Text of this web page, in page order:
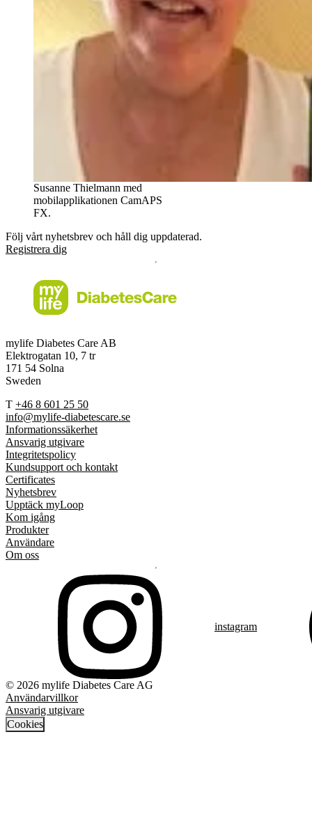
Susanne Thielmann med
mobilapplikationen CamAPS
FX.
Följ vårt nyhetsbrev och håll dig uppdaterad.
Registrera dig
mylife Diabetes Care AB
Elektrogatan 10, 7 tr
171 54 Solna
Sweden
T +46 8 601 25 50
info@mylife-diabetescare.se
Informationssäkerhet
Ansvarig utgivare
Integritetspolicy
Kundsupport och kontakt
Certificates
Nyhetsbrev
Upptäck myLoop
Kom igång
Produkter
Användare
Om oss
instagram
© 2026 mylife Diabetes Care AG
Användarvillkor
Ansvarig utgivare
Cookies